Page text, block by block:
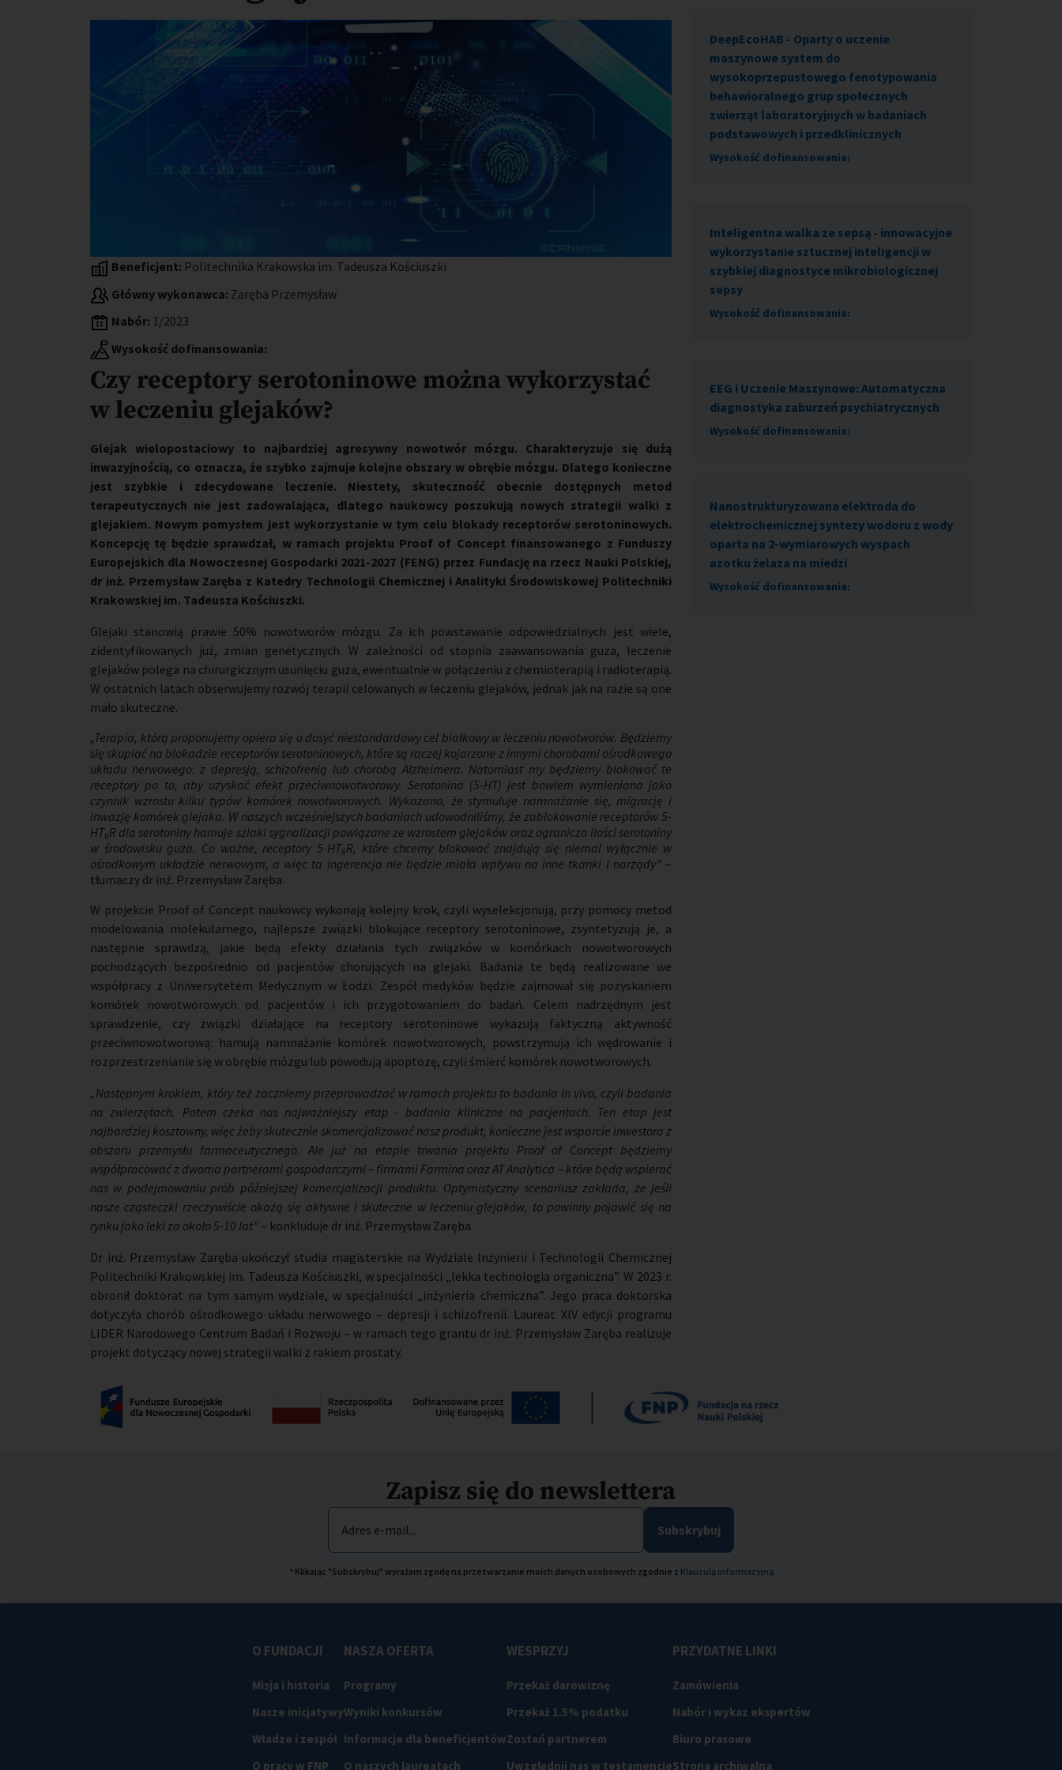
Beneficjent: Politechnika Krakowska im. Tadeusza Kościuszki
Główny wykonawca: Zaręba Przemysław
Nabór: 1/2023
Wysokość dofinansowania:
Czy receptory serotoninowe można wykorzystać
w leczeniu glejaków?
Glejak wielopostaciowy to najbardziej agresywny nowotwór mózgu. Charakteryzuje się dużą
inwazyjnością, co oznacza, że szybko zajmuje kolejne obszary w obrębie mózgu. Dlatego konieczne
jest szybkie i zdecydowane leczenie. Niestety, skuteczność obecnie dostępnych metod
terapeutycznych nie jest zadowalająca, dlatego naukowcy poszukują nowych strategii walki z
glejakiem. Nowym pomysłem jest wykorzystanie w tym celu blokady receptorów serotoninowych.
Koncepcję tę będzie sprawdzał, w ramach projektu Proof of Concept finansowanego z Funduszy
Europejskich dla Nowoczesnej Gospodarki 2021-2027 (FENG) przez Fundację na rzecz Nauki Polskiej,
dr inż. Przemysław Zaręba z Katedry Technologii Chemicznej i Analityki Środowiskowej Politechniki
Krakowskiej im. Tadeusza Kościuszki.
Glejaki stanowią prawie 50% nowotworów mózgu. Za ich powstawanie odpowiedzialnych jest wiele,
zidentyfikowanych już, zmian genetycznych. W zależności od stopnia zaawansowania guza, leczenie
glejaków polega na chirurgicznym usunięciu guza, ewentualnie w połączeniu z chemioterapią i radioterapią.
W ostatnich latach obserwujemy rozwój terapii celowanych w leczeniu glejaków, jednak jak na razie są one
mało skuteczne.
„Terapia, którą proponujemy opiera się o dosyć niestandardowy cel białkowy w leczeniu nowotworów. Będziemy
się skupiać na blokadzie receptorów serotoninowych, które są raczej kojarzone z innymi chorobami ośrodkowego
układu nerwowego: z depresją, schizofrenią lub chorobą Alzheimera. Natomiast my będziemy blokować te
receptory po to, aby uzyskać efekt przeciwnowotworowy. Serotonina (5-HT) jest bowiem wymieniana jako
czynnik wzrostu kilku typów komórek nowotworowych. Wykazano, że stymuluje namnażanie się, migrację i
inwazję komórek glejaka. W naszych wcześniejszych badaniach udowodniliśmy, że zablokowanie receptorów 5-
HT6R dla serotoniny hamuje szlaki sygnalizacji powiązane ze wzrostem glejaków oraz ogranicza ilości serotoniny
w środowisku guza. Co ważne, receptory 5-HT6R, które chcemy blokować znajdują się niemal wyłącznie w
ośrodkowym układzie nerwowym, a więc ta ingerencja nie będzie miała wpływu na inne tkanki i narządy”–
tłumaczy dr inż. Przemysław Zaręba.
W projekcie Proof of Concept naukowcy wykonają kolejny krok, czyli wyselekcjonują, przy pomocy metod
modelowania molekularnego, najlepsze związki blokujące receptory serotoninowe, zsyntetyzują je, a
następnie sprawdzą, jakie będą efekty działania tych związków w komórkach nowotworowych
pochodzących bezpośrednio od pacjentów chorujących na glejaki. Badania te będą realizowane we
współpracy z Uniwersytetem Medycznym w Łodzi. Zespół medyków będzie zajmował się pozyskaniem
komórek nowotworowych od pacjentów i ich przygotowaniem do badań. Celem nadrzędnym jest
sprawdzenie, czy związki działające na receptory serotoninowe wykazują faktyczną aktywność
przeciwnowotworową: hamują namnażanie komórek nowotworowych, powstrzymują ich wędrowanie i
rozprzestrzenianie się w obrębie mózgu lub powodują apoptozę, czyli śmierć komórek nowotworowych.
„Następnym krokiem, który też zaczniemy przeprowadzać w ramach projektu to badania in vivo, czyli badania
na zwierzętach. Potem czeka nas najważniejszy etap - badania kliniczne na pacjentach. Ten etap jest
najbardziej kosztowny, więc żeby skutecznie skomercjalizować nasz produkt, konieczne jest wsparcie inwestora z
obszaru przemysłu farmaceutycznego. Ale już na etapie trwania projektu Proof of Concept będziemy
współpracować z dwoma partnerami gospodarczymi – firmami Farmina oraz AT Analytica – które będą wspierać
nas w podejmowaniu prób późniejszej komercjalizacji produktu. Optymistyczny scenariusz zakłada, że jeśli
nasze cząsteczki rzeczywiście okażą się aktywne i skuteczne w leczeniu glejaków, to powinny pojawić się na
rynku jako leki za około 5-10 lat” – konkluduje dr inż. Przemysław Zaręba.
Dr inż. Przemysław Zaręba ukończył studia magisterskie na Wydziale Inżynierii i Technologii Chemicznej
Politechniki Krakowskiej im. Tadeusza Kościuszki, w specjalności „lekka technologia organiczna”. W 2023 r.
obronił doktorat na tym samym wydziale, w specjalności „inżynieria chemiczna”. Jego praca doktorska
dotyczyła chorób ośrodkowego układu nerwowego – depresji i schizofrenii. Laureat XIV edycji programu
LIDER Narodowego Centrum Badań i Rozwoju – w ramach tego grantu dr inż. Przemysław Zaręba realizuje
projekt dotyczący nowej strategii walki z rakiem prostaty.
DeepEcoHAB - Oparty o uczenie
maszynowe system do
wysokoprzepustowego fenotypowania
behawioralnego grup społecznych
zwierząt laboratoryjnych w badaniach
podstawowych i przedklinicznych
Wysokość dofinansowania:
Inteligentna walka ze sepsą - innowacyjne
wykorzystanie sztucznej inteligencji w
szybkiej diagnostyce mikrobiologicznej
sepsy
Wysokość dofinansowania:
EEG i Uczenie Maszynowe: Automatyczna
diagnostyka zaburzeń psychiatrycznych
Wysokość dofinansowania:
Nanostrukturyzowana elektroda do
elektrochemicznej syntezy wodoru z wody
oparta na 2-wymiarowych wyspach
azotku żelaza na miedzi
Wysokość dofinansowania:
Zapisz się do newslettera
Adres e-mail... Subskrybuj
* Klikając "Subskrybuj" wyrażam zgodę na przetwarzanie moich danych osobowych zgodnie z Klauzulą informacyjną
O FUNDACJI
Misja i historia
Nasze inicjatywy
Władze i zespół
O pracy w FNP
NASZA OFERTA
Programy
Wyniki konkursów
Informacje dla beneficjentów
O naszych laureatach
WESPRZYJ
Przekaż darowiznę
Przekaż 1.5% podatku
Zostań partnerem
Uwzględnij nas w testamencie
PRZYDATNE LINKI
Zamówienia
Nabór i wykaz ekspertów
Biuro prasowe
Strona archiwalna